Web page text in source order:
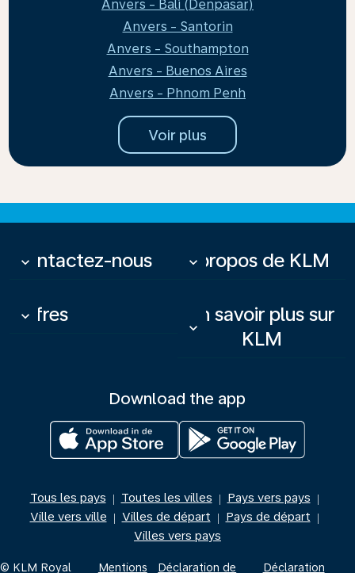
Anvers - Bali (Denpasar)
Anvers - Santorin
Anvers - Southampton
Anvers - Buenos Aires
Anvers - Phnom Penh
Voir plus
Contactez-nous
keyboard_arrow_down À propos de KLM
keyboard_arrow_down
Offres
keyboard_arrow_down
En savoir plus sur
KLM
keyboard_arrow_down
Download the app
Tous les pays | Toutes les villes | Pays vers pays |
Ville vers ville | Villes de départ | Pays de départ |
Villes vers pays
© KLM Royal Mentions Déclaration de Déclaration